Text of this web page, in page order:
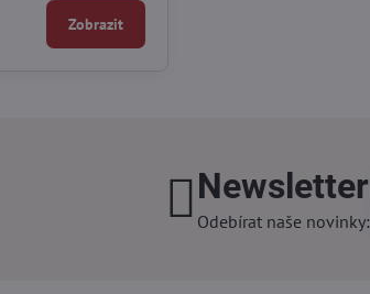
Zobrazit
Newsletter
Odebírat naše novinky: